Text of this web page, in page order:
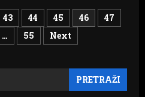
43 44 45 46
47
… 55 Next